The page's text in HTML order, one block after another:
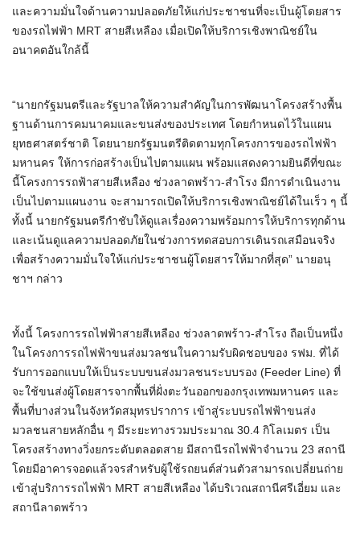
และความมั่นใจด้านความปลอดภัยให้แก่ประชาชนที่จะเป็นผู้โดยสาร
ของรถไฟฟ้า MRT สายสีเหลือง เมื่อเปิดให้บริการเชิงพาณิชย์ใน
อนาคตอันใกล้นี้
“นายกรัฐมนตรีและรัฐบาลให้ความสำคัญในการพัฒนาโครงสร้างพื้น
ฐานด้านการคมนาคมและขนส่งของประเทศ โดยกำหนดไว้ในแผน
ยุทธศาสตร์ชาติ โดยนายกรัฐมนตรีติดตามทุกโครงการของรถไฟฟ้า
มหานคร ให้การก่อสร้างเป็นไปตามแผน พร้อมแสดงความยินดีที่ขณะ
นี้โครงการรถฟ้าสายสีเหลือง ช่วงลาดพร้าว-สำโรง มีการดำเนินงาน
เป็นไปตามแผนงาน จะสามารถเปิดให้บริการเชิงพาณิชย์ได้ในเร็ว ๆ นี้
ทั้งนี้ นายกรัฐมนตรีกำชับให้ดูแลเรื่องความพร้อมการให้บริการทุกด้าน
และเน้นดูแลความปลอดภัยในช่วงการทดสอบการเดินรถเสมือนจริง
เพื่อสร้างความมั่นใจให้แก่ประชาชนผู้โดยสารให้มากที่สุด” นายอนุ
ชาฯ กล่าว
ทั้งนี้ โครงการรถไฟฟ้าสายสีเหลือง ช่วงลาดพร้าว-สำโรง ถือเป็นหนึ่ง
ในโครงการรถไฟฟ้าขนส่งมวลชนในความรับผิดชอบของ รฟม. ที่ได้
รับการออกแบบให้เป็นระบบขนส่งมวลชนระบบรอง (Feeder Line) ที่
จะใช้ขนส่งผู้โดยสารจากพื้นที่ฝั่งตะวันออกของกรุงเทพมหานคร และ
พื้นที่บางส่วนในจังหวัดสมุทรปราการ เข้าสู่ระบบรถไฟฟ้าขนส่ง
มวลชนสายหลักอื่น ๆ มีระยะทางรวมประมาณ 30.4 กิโลเมตร เป็น
โครงสร้างทางวิ่งยกระดับตลอดสาย มีสถานีรถไฟฟ้าจำนวน 23 สถานี
โดยมีอาคารจอดแล้วจรสำหรับผู้ใช้รถยนต์ส่วนตัวสามารถเปลี่ยนถ่าย
เข้าสู่บริการรถไฟฟ้า MRT สายสีเหลือง ได้บริเวณสถานีศรีเอี่ยม และ
สถานีลาดพร้าว